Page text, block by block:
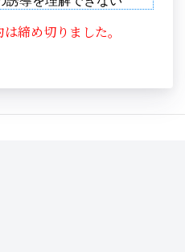
締め切りました。